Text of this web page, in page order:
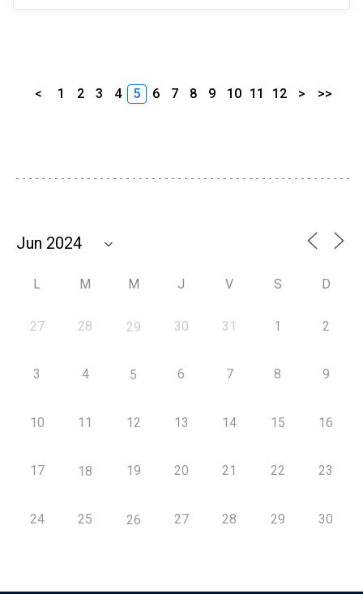
< 1 2 3 4 5 6 7 8 9 10 11 12 > >>
L M M J V S D
27 28 29 30 31 1 2
3 4 5 6 7 8 9
10 11 12 13 14 15 16
17 18 19 20 21 22 23
24 25 26 27 28 29 30